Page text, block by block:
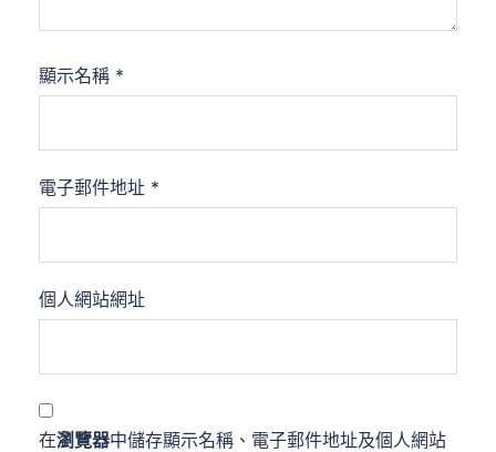
顯示名稱 *
電子郵件地址 *
個人網站網址
在瀏覽器中儲存顯示名稱、電子郵件地址及個人網站